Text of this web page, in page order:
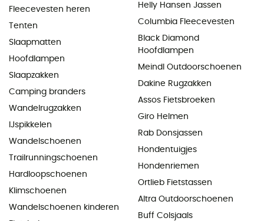
Fleecevesten heren
Tenten
Slaapmatten
Hoofdlampen
Slaapzakken
Camping branders
Wandelrugzakken
IJspikkelen
Wandelschoenen
Trailrunningschoenen
Hardloopschoenen
Klimschoenen
Wandelschoenen kinderen
Helly Hansen Jassen
Columbia Fleecevesten
Black Diamond
Hoofdlampen
Meindl Outdoorschoenen
Dakine Rugzakken
Assos Fietsbroeken
Giro Helmen
Rab Donsjassen
Hondentuigjes
Hondenriemen
Ortlieb Fietstassen
Altra Outdoorschoenen
Buff Colsjaals